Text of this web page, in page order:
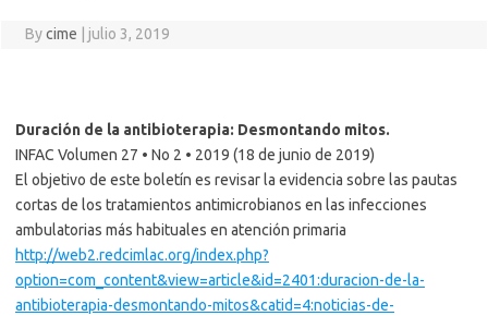
Bycime julio 3, 2019
Duración de la antibioterapia: Desmontando mitos.
INFAC Volumen 27 • No 2 • 2019 (18 de junio de 2019)
El objetivo de este boletín es revisar la evidencia sobre las pautas
cortas de los tratamientos antimicrobianos en las infecciones
ambulatorias más habituales en atención primaria
http://web2.redcimlac.org/index.php?
option=com_content&view=article&id=2401:duracion-de-la-
antibioterapia-desmontando-mitos&catid=4:noticias-de-